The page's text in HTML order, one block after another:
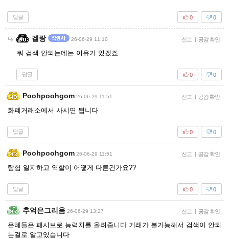
답글 0
0
겔랑 26-06-29 11:10 신고 | 공감 확인
뭐 검색 안되는데는 이유가 있겠죠
답글 0
0
Poohpoohgom 26-06-29 11:51 신고 | 공감 확인
화폐거래소에서 사시면 됩니다
답글 0
0
Poohpoohgom 26-06-29 11:51 신고 | 공감 확인
탐험 일지하고 역할이 어떻게 다른건가요??
답글 0
0
추억은그리움 26-06-29 13:27 신고 | 공감 확인
은혜들은 패시브로 능력치를 올려줍니다 거래가 불가능해서 검색이 안되
는걸로 알고있습니다